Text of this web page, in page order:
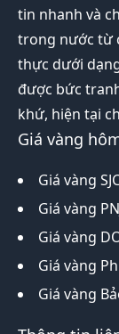
tin nhanh và
trong nước từ
thực dưới
được bức
khứ, hiện tại
Giá vàng
Giá vàng
Giá vàng
Giá vàng
Giá vàng
Giá vàng